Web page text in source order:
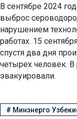
В сентябре 2024
выброс
нарушением
работах. 15
спустя два дня
четырех человек. В
эвакуировали.
# Минэнерго